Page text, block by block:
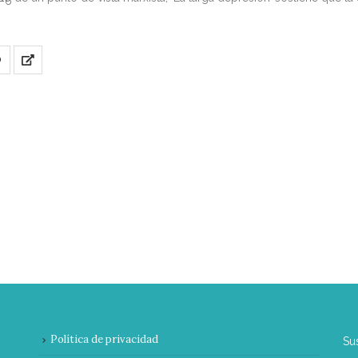
Política de privacidad